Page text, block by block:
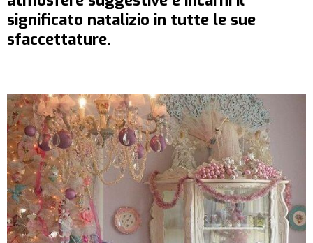
significato natalizio in tutte le sue
sfaccettature.